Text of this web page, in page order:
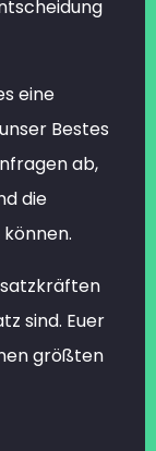
eine
Bestes
ab,
die
sind. Euer
größten